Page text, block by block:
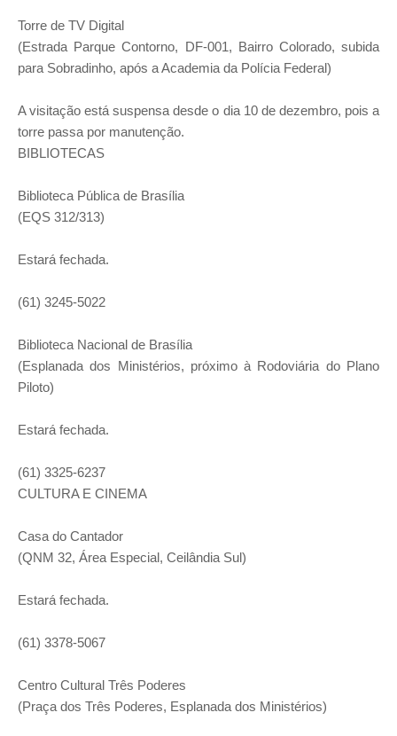
Torre de TV Digital
(Estrada Parque Contorno, DF-001, Bairro Colorado, subida
para Sobradinho, após a Academia da Polícia Federal)
A visitação está suspensa desde o dia 10 de dezembro, pois a
torre passa por manutenção.
BIBLIOTECAS
Biblioteca Pública de Brasília
(EQS 312/313)
Estará fechada.
(61) 3245-5022
Biblioteca Nacional de Brasília
(Esplanada dos Ministérios, próximo à Rodoviária do Plano
Piloto)
Estará fechada.
(61) 3325-6237
CULTURA E CINEMA
Casa do Cantador
(QNM 32, Área Especial, Ceilândia Sul)
Estará fechada.
(61) 3378-5067
Centro Cultural Três Poderes
(Praça dos Três Poderes, Esplanada dos Ministérios)